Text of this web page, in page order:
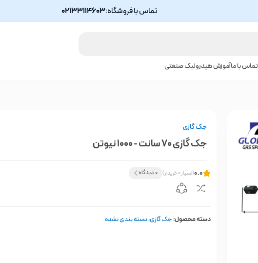
تماس با فروشگاه:02133114603
تماس با ماآموزش هیدرولیک صنعتی
جک گازی
جک گازی 70 سانت - 1000 نیوتن
0.0(امتیاز 0 خریدار) 0 دیدگاه
دسته محصول:جک گازی،دسته بندی نشده